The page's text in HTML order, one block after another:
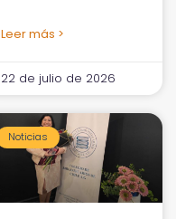
Leer más >
22 de julio de 2026
Noticias